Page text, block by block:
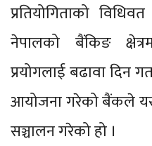
प्रतियोगिताको
नेपालको बैंकिङ
प्रयोगलाई बढावा दिन
आयोजना गरेको बैंकले
सञ्चालन गरेको हो ।